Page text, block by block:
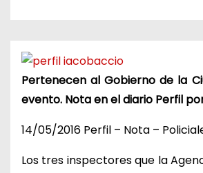
Pertenecen al Gobierno de la
evento. Nota en el diario Perfil
14/05/2016 Perfil – Nota –
Los tres inspectores que la